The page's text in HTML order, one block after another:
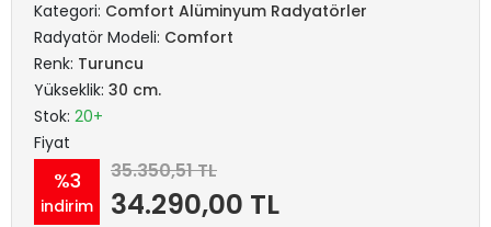
Kategori: Comfort Alüminyum Radyatörler
Radyatör Modeli: Comfort
Renk: Turuncu
Yükseklik: 30 cm.
Stok: 20+
Fiyat
%3
indirim
35.350,51 TL
34.290,00 TL